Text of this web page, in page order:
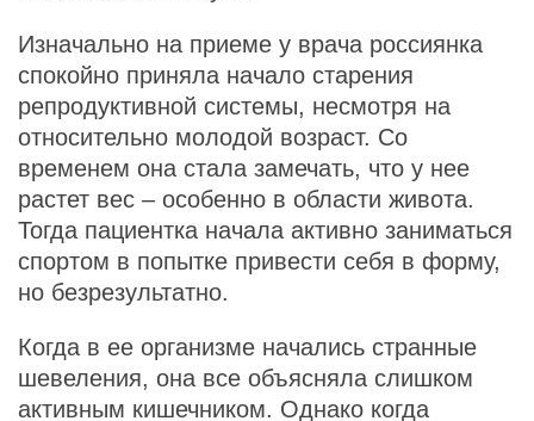
Изначально на приеме у врача россиянка
спокойно приняла начало старения
репродуктивной системы, несмотря на
относительно молодой возраст. Со
временем она стала замечать, что у нее
растет вес – особенно в области живота.
Тогда пациентка начала активно заниматься
спортом в попытке привести себя в форму,
но безрезультатно.
Когда в ее организме начались странные
шевеления, она все объясняла слишком
активным кишечником. Однако когда